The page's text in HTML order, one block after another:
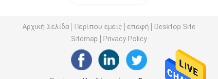
Αρχική Σελίδα Περίπου εμείς επαφή
Desktop Site
Sitemap
Privacy Policy